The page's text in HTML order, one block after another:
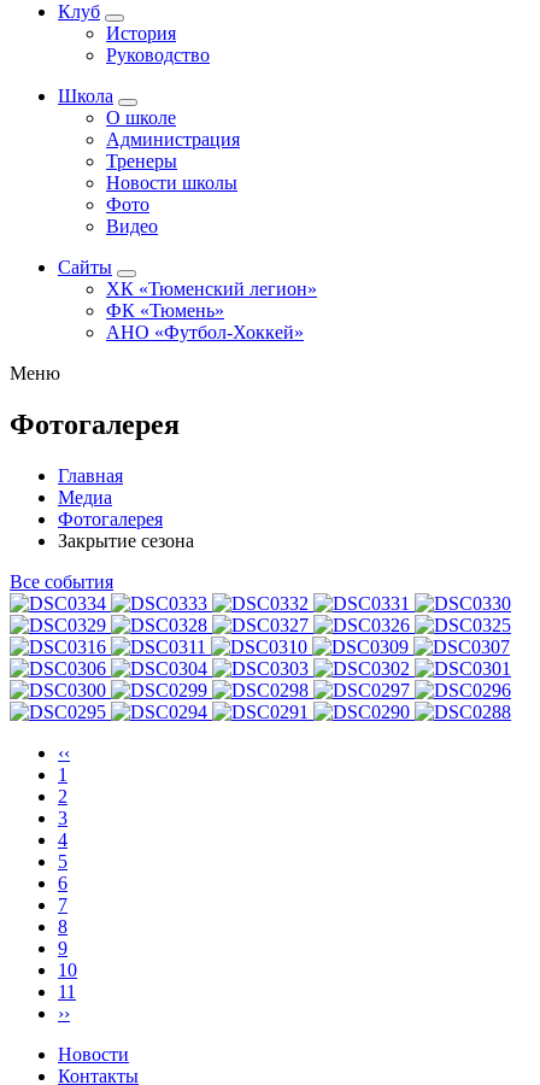
Клуб
История
Руководство
Школа
О школе
Администрация
Тренеры
Новости школы
Фото
Видео
Сайты
ХК «Тюменский легион»
ФК «Тюмень»
АНО «Футбол-Хоккей»
Меню
Фотогалерея
Главная
Медиа
Фотогалерея
Закрытие сезона
Все события
‹‹
1
2
3
4
5
6
7
8
9
10
11
››
Новости
Контакты